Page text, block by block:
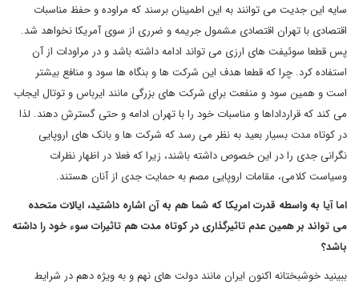
سایه این جدیت می توانند به این اطمینان برسند که مراوده و حفظ مناسبات
اقتصادی با تهران اقتصادی مشمول جریمه و ضرری از سوی آمریکا نخواهد شد.
پس قطعا سوئیفت های ارزی می تواند ادامه داشته باشد و در مراودات از آن
استفاده کرد. چرا که قطعا هدف این شرکت ها و بنگاه ها سود و منافع بیشتر
است و همین سود و منفعت برای شرکت های بزرگی مانند ایرباس و توتال ایجاب
می کند که قرارداداها و مناسبات خود را با تهران ادامه و حتی گسترش دهند. لذا
در کوتاه مدت بسیار بعید به نظر می رسد که شرکت ها و بانک های اروپایی
نگرانی جدی را در این خصوص داشته باشند، زیرا که فعلا در اظهار نظرات
وسیاست کلامی، مقامات اروپایی مصم به حمایت جدی از آنان هستند.
اما آیا به واسطه قدرت امریکا که شما هم به آن اشاره داشتید، ایالات متحده
می تواند بر همین عدم تاثیرگذاری در کوتاه مدت هم تاثیرات سوء خود را داشته
باشد؟
ببینید خوشبختانه اکنون ایران مانند دولت های نهم و به ویژه دهم در شرایط